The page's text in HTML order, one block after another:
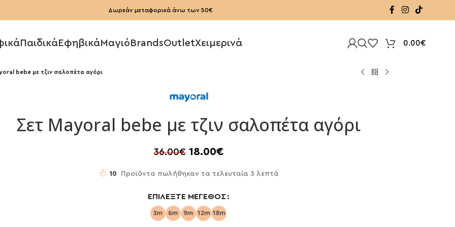
Δωρεάν μεταφορικά άνω των 50€
Παιδικά ΕφηβικάΜαγιό BrandsOutletΧειμερινά 0.00€
bebe με τζιν σαλοπέτα αγόρι
Σετ Mayoral bebe με τζιν σαλοπέτα αγόρι
36.00€ 18.00€
10 Προϊόντα πωλήθηκαν τα τελευταία 3 λεπτά
ΕΠΙΛΈΞΤΕ ΜΈΓΕΘΟΣ